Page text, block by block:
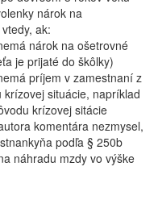
nárok na
ak:
nárok na ošetrovné
je prijaté do škôlky)
príjem v zamestnaní z
situácie, napríklad
krízovej sitácie
komentára nezmysel,
podľa § 250b
náhradu mzdy vo výške